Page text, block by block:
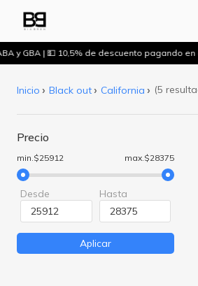
y GBA | 💵 10,5% de descuento pagando
Inicio Black out California (5
Precio
min.$25912 max.$28375
Desde Hasta
Aplicar